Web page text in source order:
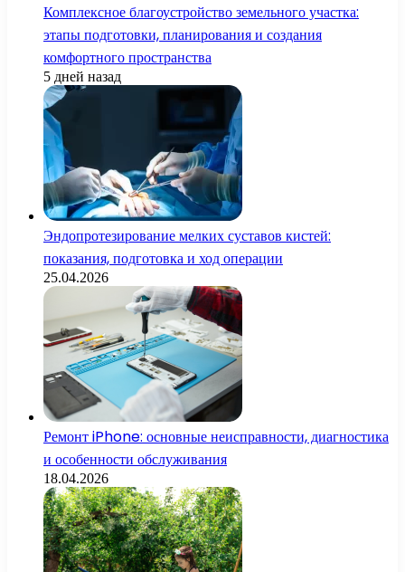
Комплексное благоустройство земельного участка:
этапы подготовки, планирования и создания
комфортного пространства
5 дней назад
Эндопротезирование мелких суставов кистей:
показания, подготовка и ход операции
25.04.2026
Ремонт iPhone: основные неисправности, диагностика
и особенности обслуживания
18.04.2026